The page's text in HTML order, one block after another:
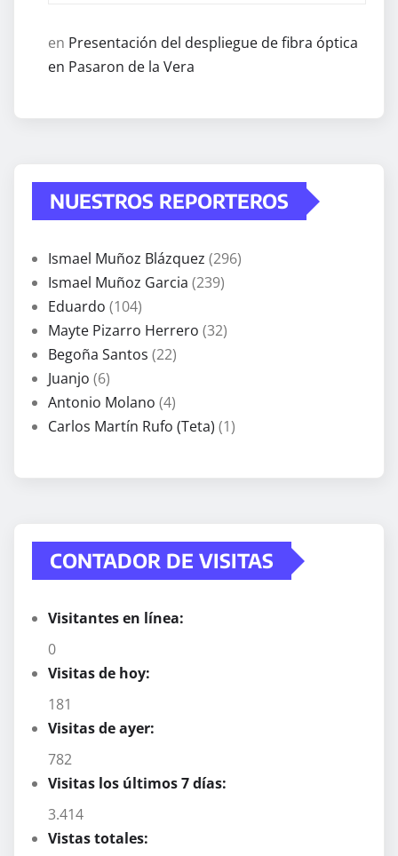
en Presentación del despliegue de fibra óptica
en Pasaron de la Vera
NUESTROS REPORTEROS
Ismael Muñoz Blázquez (296)
Ismael Muñoz Garcia (239)
Eduardo (104)
Mayte Pizarro Herrero (32)
Begoña Santos (22)
Juanjo (6)
Antonio Molano (4)
Carlos Martín Rufo (Teta) (1)
CONTADOR DE VISITAS
Visitantes en línea:
0
Visitas de hoy:
181
Visitas de ayer:
782
Visitas los últimos 7 días:
3.414
Vistas totales: